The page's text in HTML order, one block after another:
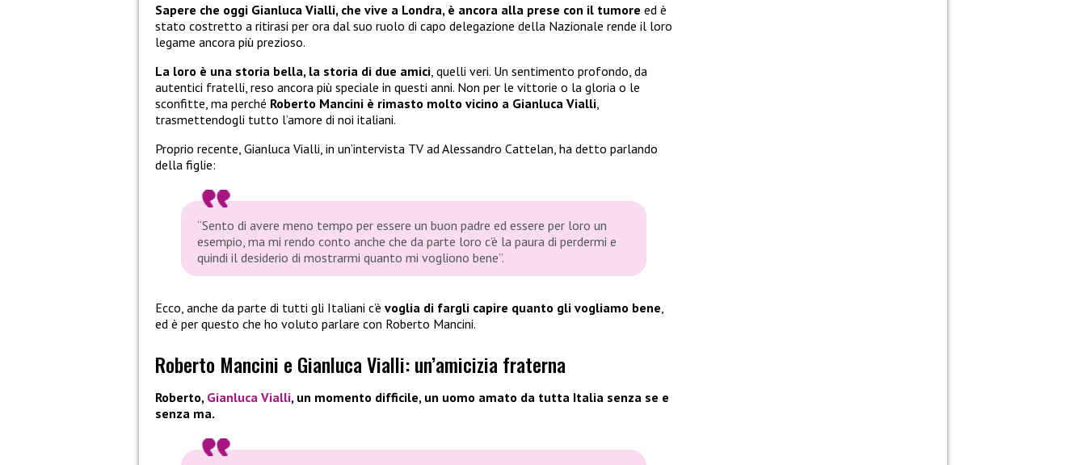
Sapere che oggi Gianluca Vialli, che vive a Londra, è ancora alla prese con il tumore ed è
stato costretto a ritirasi per ora dal suo ruolo di capo delegazione della Nazionale rende il loro
legame ancora più prezioso.
La loro è una storia bella, la storia di due amici , quelli veri. Un sentimento profondo, da
autentici fratelli, reso ancora più speciale in questi anni. Non per le vittorie o la gloria o le
sconfitte, ma perché Roberto Mancini è rimasto molto vicino a Gianluca Vialli
trasmettendogli tutto l’amore di noi italiani.
Proprio recente, Gianluca Vialli, in un’intervista TV ad Alessandro Cattelan, ha detto parlando
della figlie:
“Sento di avere meno tempo per essere un buon padre ed essere per loro un
esempio, ma mi rendo conto anche che da parte loro c’è la paura di perdermi e
quindi il desiderio di mostrarmi quanto mi vogliono bene”.
Ecco, anche da parte di tutti gli Italiani c’è voglia di fargli capire quanto gli vogliamo bene
ed è per questo che ho voluto parlare con Roberto Mancini.
Roberto Mancini e Gianluca Vialli: un’amicizia fraterna
Roberto, Gianluca Vialli, un momento difficile, un uomo amato da tutta Italia senza se e
senza ma.